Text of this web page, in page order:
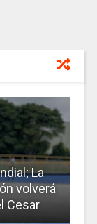
La
volverá
Cesar